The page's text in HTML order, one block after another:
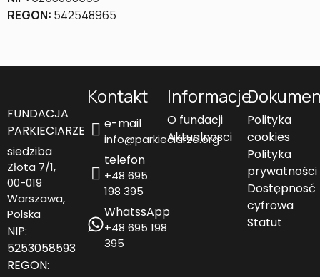
REGON: 542548965
FUNDACJA
PARKIECIARZE
siedziba
Złota 7/1,
00-019
Warszawa,
Polska
NIP:
5253058593​
REGON:
Kontakt
e-mail
info@parkieciarze.org
telefon
+48 695
198 395
WhatssApp
+48 695 198
395
Informacje
O fundacji
Aktualnosci
Polityka
cookies
Polityka
prywatności
Dostępnosć
cyfrowa
Statut